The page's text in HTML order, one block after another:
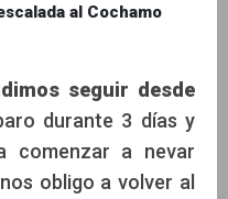
al Cochamo
seguir desde
durante 3 días y
comenzar a nevar
obligo a volver al